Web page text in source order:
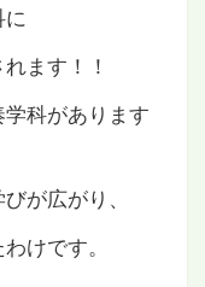
ます！！
科があります
が広がり、
けです。